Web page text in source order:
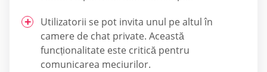
Utilizatorii se pot invita unul pe altul în
camere de chat private. Această
funcționalitate este critică pentru
comunicarea meciurilor.